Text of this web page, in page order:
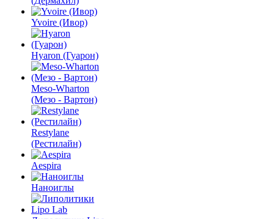
Yvoire (Ивор)
Hyaron (Гуарон)
Meso-Wharton
(Мезо - Вартон)
Restylane
(Рестилайн)
Aespira
Наноиглы